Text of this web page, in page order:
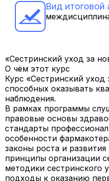
Вид итоговой
«Сестринский уход за
О чём этот курс
Курс «Сестринский
способных оказывать
наблюдения.
В рамках программы
правовые основы
стандарты
особенности
законы роста и
принципы организации
методики сестринского
подходы к оказанию